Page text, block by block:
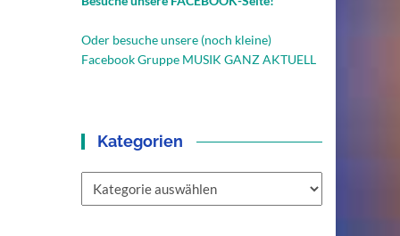
Oder besuche unsere (noch kleine)
Facebook Gruppe MUSIK GANZ AKTUELL
Kategorien